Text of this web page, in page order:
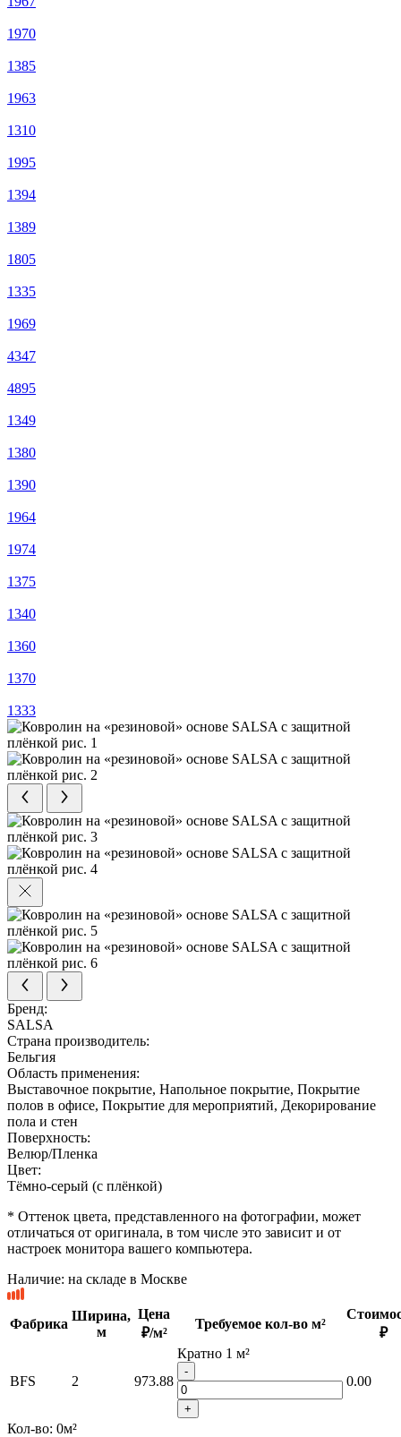
1970
1385
1963
1310
1995
1394
1389
1805
1335
1969
4347
4895
1349
1380
1390
1964
1974
1375
1340
1360
1370
1333
Бренд:
SALSA
Страна производитель:
Бельгия
Область применения:
Выставочное покрытие, Напольное покрытие, Покрытие
полов в офисе, Покрытие для мероприятий, Декорирование
пола и стен
Поверхность:
Велюр/Пленка
Цвет:
Тёмно-серый (с плёнкой)
* Оттенок цвета, представленного на фотографии, может
отличаться от оригинала, в том числе это зависит и от
настроек монитора вашего компьютера.
Наличие: на складе в Москве
Фабрика
Ширина,
м
Цена
₽/м²
Требуемое кол-во м²
₽
BFS 2 973.88
Кратно 1 м²
-
+
0.00
Кол-во: 0м²